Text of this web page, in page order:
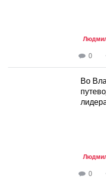
0
Во
0